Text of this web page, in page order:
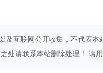
及互联网公开收集，不代表
处请联系本站删除处理！ 请